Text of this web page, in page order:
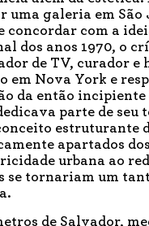
uma galeria em São
concordar com a
dos anos 1970, o
de TV, curador e
em Nova York e
da então incipiente
parte de seu
estruturante
apartados
urbana ao
se tornariam um
de Salvador,